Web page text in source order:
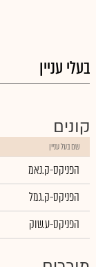
בעלי עניין
קונים
שם בעל עניין
הפניקס-ק.נאמ
הפניקס-ק.גמל
הפניקס-ע.שוק